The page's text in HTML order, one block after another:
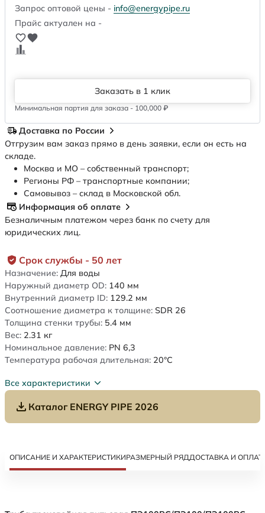
Срок службы - 50 лет
Назначение: Для воды
Наружный диаметр OD: 140 мм
Внутренний диаметр ID: 129.2 мм
Соотношение диаметра к толщине: SDR 26
Толщина стенки трубы: 5.4 мм
Вес: 2.31 кг
Номинальное давление: PN 6,3
Температура рабочая длительная: 20°C
Все характеристики
Каталог ENERGY PIPE 2026
Запрос оптовой цены - info@energypipe.ru
Прайс актуален на -
Заказать в 1 клик
Минимальная партия для заказа - 100,000 ₽
Доставка по России
Отгрузим вам заказ прямо в день заявки, если он есть на
складе.
Москва и МО – собственный транспорт;
Регионы РФ – транспортные компании;
Самовывоз – склад в Московской обл.
Информация об оплате
Безналичным платежом через банк по счету для
юридических лиц.
ОПИСАНИЕ И ХАРАКТЕРИСТИКИРАЗМЕРНЫЙ РЯДДОСТАВКА И